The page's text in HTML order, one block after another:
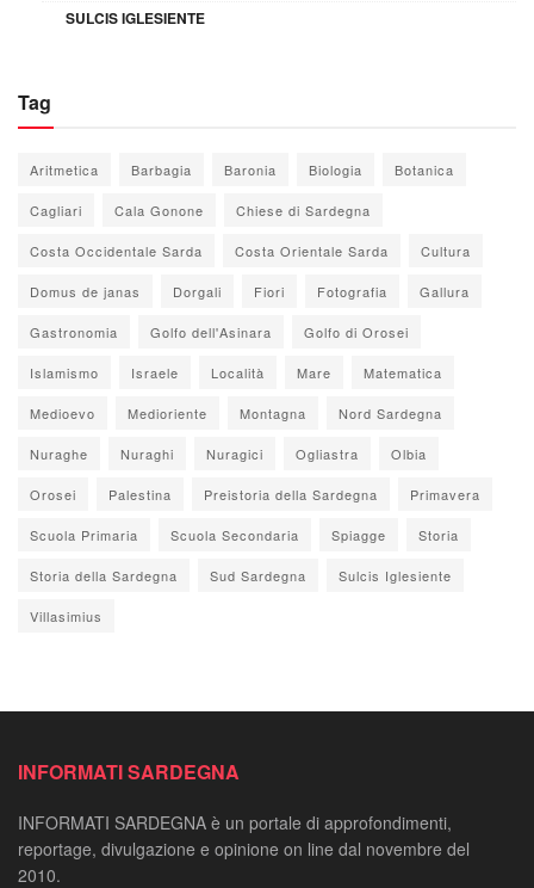
SULCIS IGLESIENTE
Tag
Aritmetica Barbagia Baronia Biologia Botanica
Cagliari Cala Gonone Chiese di Sardegna
Costa Occidentale Sarda Costa Orientale Sarda Cultura
Domus de janas Dorgali Fiori Fotografia Gallura
Gastronomia Golfo dell'Asinara Golfo di Orosei
Islamismo Israele Località Mare Matematica
Medioevo Medioriente Montagna Nord Sardegna
Nuraghe Nuraghi Nuragici Ogliastra Olbia
Orosei Palestina Preistoria della Sardegna Primavera
Scuola Primaria Scuola Secondaria Spiagge Storia
Storia della Sardegna Sud Sardegna Sulcis Iglesiente
Villasimius
INFORMATI SARDEGNA
INFORMATI SARDEGNA è un portale di approfondimenti,
reportage, divulgazione e opinione on line dal novembre del
2010.